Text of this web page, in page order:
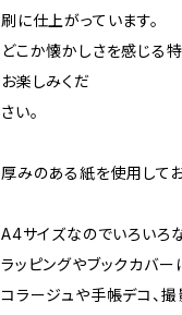
刷に仕上がっています。
どこか懐かしさを感じる
お楽しみくだ
さい。
厚みのある紙を使用してお
A4サイズなのでいろいろ
ラッピングやブックカバー
コラージュや手帳デコ、